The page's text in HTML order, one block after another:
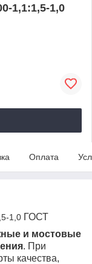
1,1:1,5-1,0
Оплата
1,0 ГОСТ
и мостовые
. При
качества,